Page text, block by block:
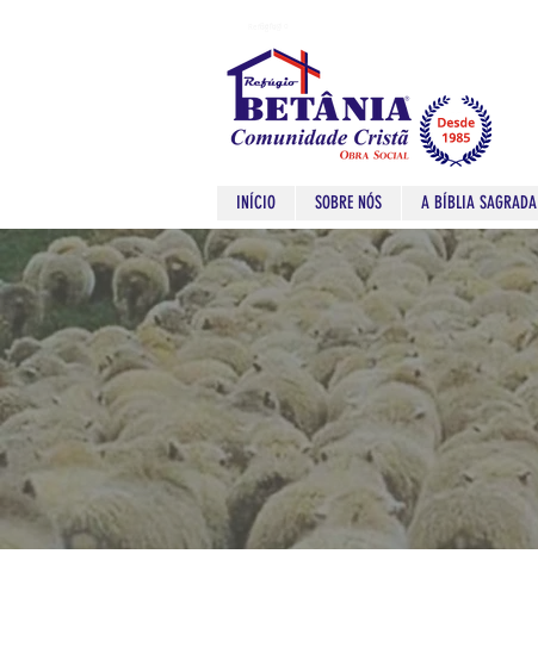
INÍCIO SOBRE NÓS A BÍBLIA SAGRADA